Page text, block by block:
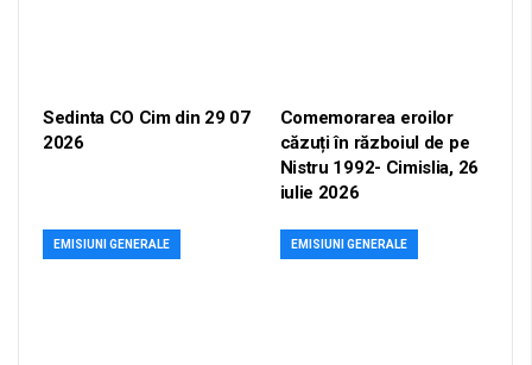
Sedinta CO Cim din 29 07
2026
Comemorarea eroilor
căzuți în războiul de pe
Nistru 1992- Cimislia, 26
iulie 2026
EMISIUNI GENERALE EMISIUNI GENERALE